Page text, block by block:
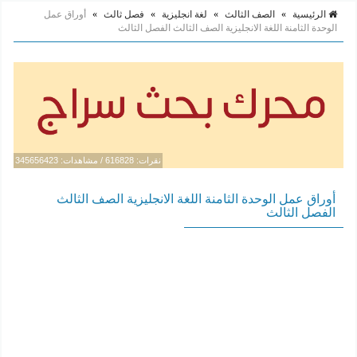
الرئيسية » الصف الثالث » لغة انجليزية » فصل ثالث »
أوراق عمل
الوحدة الثامنة اللغة الانجليزية الصف الثالث الفصل الثالث
نقرات: 616828 / مشاهدات: 345656423
أوراق عمل الوحدة الثامنة اللغة الانجليزية الصف الثالث
الفصل الثالث